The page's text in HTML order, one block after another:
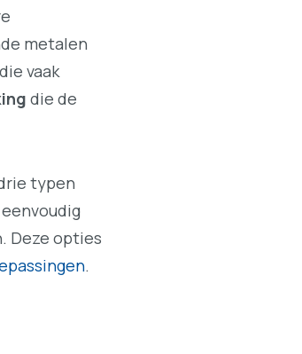
metalen
vaak
die de
typen
Deze opties
.